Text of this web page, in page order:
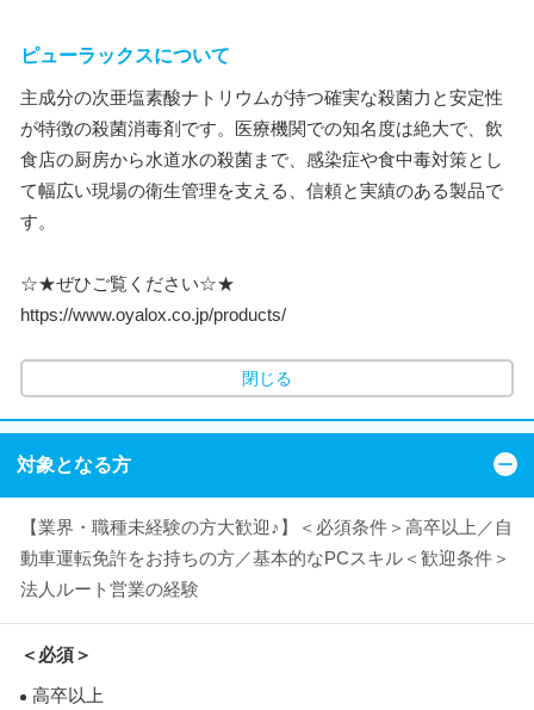
ピューラックスについて
主成分の次亜塩素酸ナトリウムが持つ確実な殺菌力と安定性
が特徴の殺菌消毒剤です。医療機関での知名度は絶大で、飲
食店の厨房から水道水の殺菌まで、感染症や食中毒対策とし
て幅広い現場の衛生管理を支える、信頼と実績のある製品で
す。
☆★ぜひご覧ください☆★
https://www.oyalox.co.jp/products/
閉じる
対象となる方
【業界・職種未経験の方大歓迎♪】＜必須条件＞高卒以上／自
動車運転免許をお持ちの方／基本的なPCスキル＜歓迎条件＞
法人ルート営業の経験
＜必須＞
高卒以上